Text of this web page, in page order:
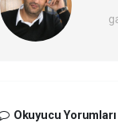
Okuyucu Yorumları